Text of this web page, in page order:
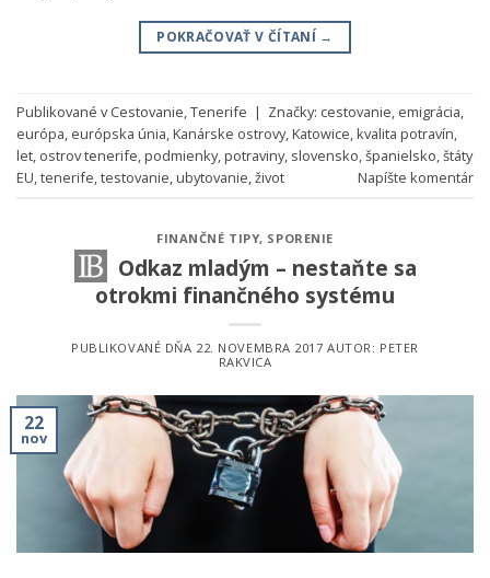
POKRAČOVAŤ V ČÍTANÍ →
Publikované vCestovanie,Tenerife | Značky: cestovanie, emigrácia,
európa, európska únia,Kanárske ostrovy,Katowice,kvalita potravín,
let, ostrov tenerife,podmienky,potraviny, slovensko,španielsko,štáty
EU,tenerife,testovanie,ubytovanie,život Napíšte komentár
FINANČNÉ TIPY, SPORENIE
Odkaz mladým – nestaňte sa
otrokmi finančného systému
PUBLIKOVANÉ DŇA 22. NOVEMBRA 2017 AUTOR: PETER
RAKVICA
22
nov